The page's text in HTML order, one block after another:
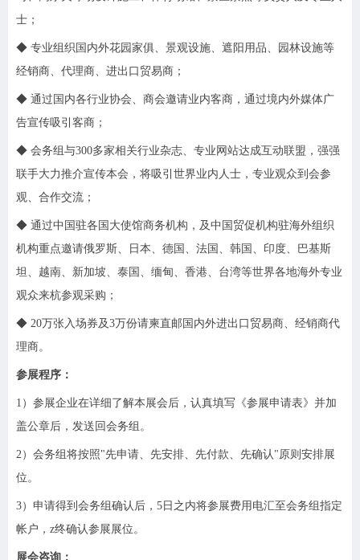
士；
◆ 专业组织国内外花园家俱、景观设施、遮阳用品、园林设施等
经销商、代理商、进出口贸易商；
◆ 通过国内各行业协会、商会邀请业内客商，通过境内外媒体广
告宣传吸引客商；
◆ 会务组与300多家相关行业杂志、专业网站达成互动联盟，强强
联手大力推介宣传本会，将吸引世界业内人士，专业观众到会参
观、合作交流；
◆ 通过中国驻各国大使馆商务机构，及中国贸促机构驻海外组织
机构重点邀请俄罗斯、日本、德国、法国、韩国、印度、巴基斯
坦、越南、新加坡、泰国、缅甸、香港、台湾等世界各地海外专业
观众来杭参观采购；
◆ 20万张入场券及3万份请柬直邮国内外进出口贸易商、经销商代
理商。
参展程序：
1）参展企业在详细了解本展会后，认真填写《参展申请表》并加
盖公章后，发送回会务组。
2）会务组将按照"先申请、先安排、先付款、先确认"原则安排展
位。
3）申请得到会务组确认后，5日之内将参展费用电汇至会务组指定
帐户，z终确认参展展位。
展会咨询：